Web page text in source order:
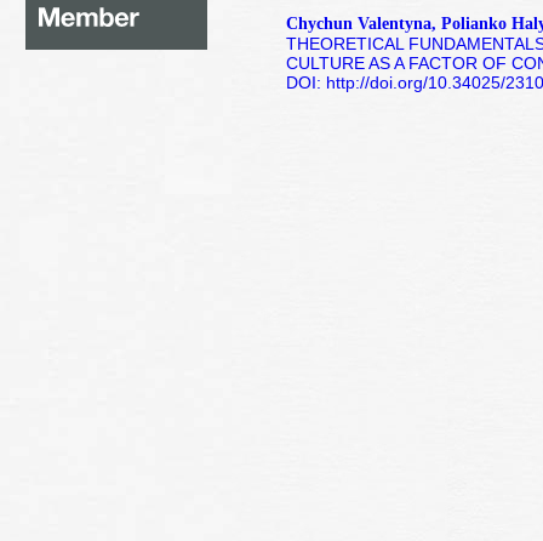
Chychun Valentyna, Polianko
THEORETICAL
CULTURE AS A FACTOR OF
DOI: http://doi.org/10.34025/